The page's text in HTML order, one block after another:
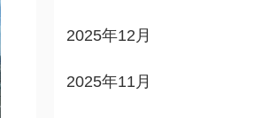
2025年12月
2025年11月